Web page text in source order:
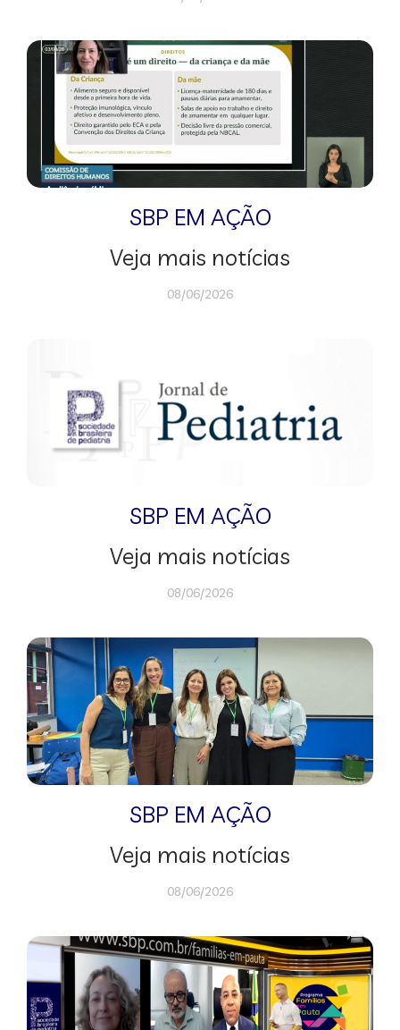
SBP EM AÇÃO
Veja mais notícias
08/06/2026
SBP EM AÇÃO
Veja mais notícias
08/06/2026
SBP EM AÇÃO
Veja mais notícias
08/06/2026